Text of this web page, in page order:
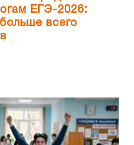
ЕГЭ-2026:
всего